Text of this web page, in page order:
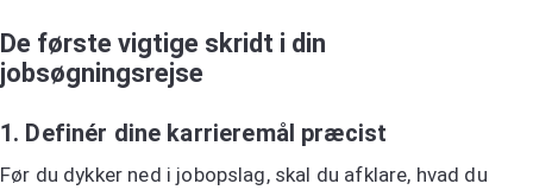
De første vigtige skridt i din
jobsøgningsrejse
1. Definér dine karrieremål præcist
Før du dykker ned i jobopslag, skal du afklare, hvad du